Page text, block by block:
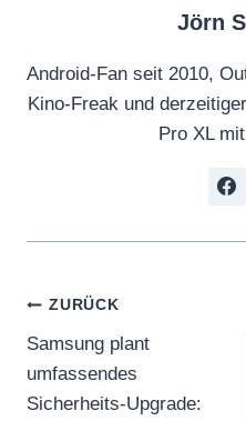
Jörn
Android-Fan seit 2010,
Kino-Freak und
Pro XL
ZURÜCK
Samsung plant
umfassendes
Sicherheits-Upgrade: